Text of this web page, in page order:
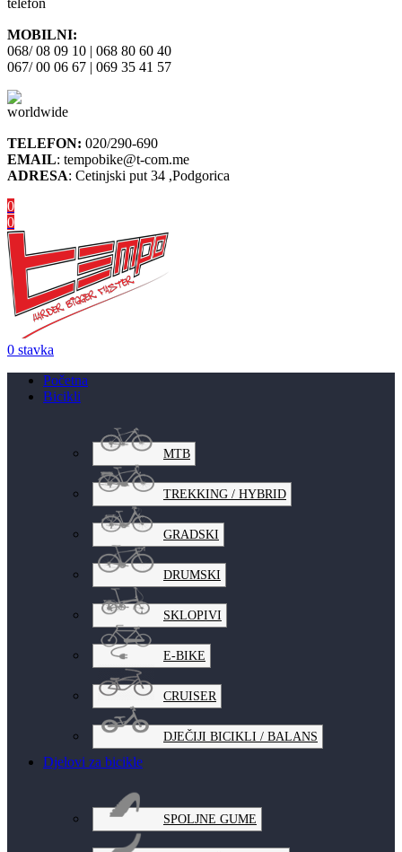
MOBILNI:
068/ 08 09 10 | 068 80 60 40
067/ 00 06 67 | 069 35 41 57
TELEFON: 020/290-690
EMAIL: tempobike@t-com.me
ADRESA: Cetinjski put 34 ,Podgorica
0
0
0 stavka
Početna
Bicikli
MTB
TREKKING / HYBRID
GRADSKI
DRUMSKI
SKLOPIVI
E-BIKE
CRUISER
DJEČIJI BICIKLI / BALANS
Djelovi za bicikle
SPOLJNE GUME